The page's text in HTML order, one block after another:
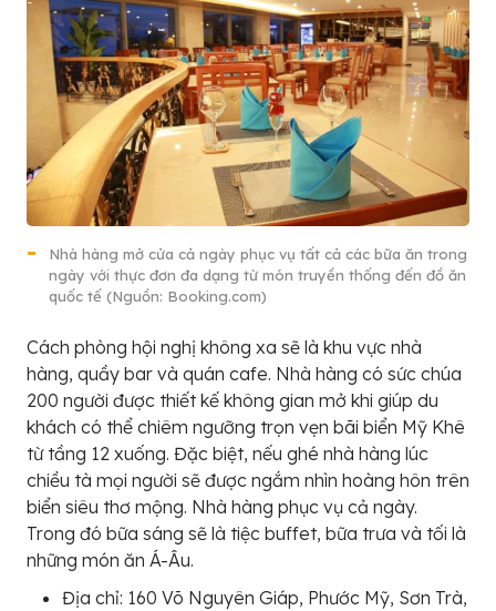
Nhà hàng mở cửa cả ngày phục vụ tất cả các bữa ăn trong
ngày với thực đơn đa dạng từ món truyền thống đến đồ ăn
quốc tế (Nguồn: Booking.com)
Cách phòng hội nghị không xa sẽ là khu vực nhà
hàng, quầy bar và quán cafe. Nhà hàng có sức chúa
200 người được thiết kế không gian mở khi giúp du
khách có thể chiêm ngưỡng trọn vẹn bãi biển Mỹ Khê
từ tầng 12 xuống. Đặc biệt, nếu ghé nhà hàng lúc
chiều tà mọi người sẽ được ngắm nhìn hoàng hôn trên
biển siêu thơ mộng. Nhà hàng phục vụ cả ngày.
Trong đó bữa sáng sẽ là tiệc buffet, bữa trưa và tối là
những món ăn Á-Âu.
Địa chỉ: 160 Võ Nguyên Giáp, Phước Mỹ, Sơn Trà,